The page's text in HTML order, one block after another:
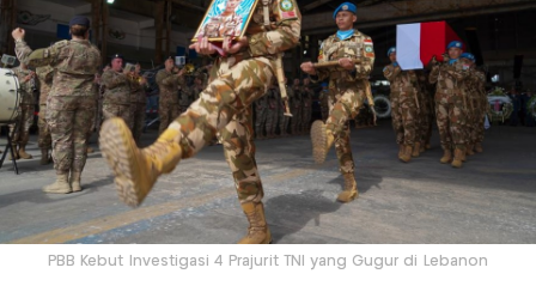
PBB Kebut Investigasi 4 Prajurit TNI yang Gugur di Lebanon